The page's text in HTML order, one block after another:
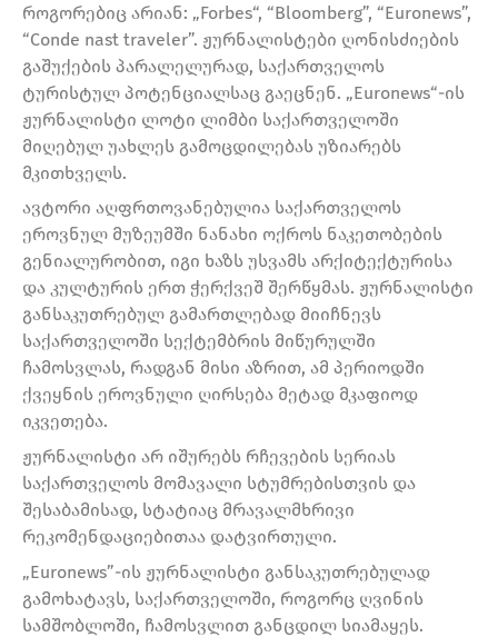
როგორებიც არიან: „Forbes“, “Bloomberg”, “Euronews”,
“Conde nast traveler”. ჟურნალისტები ღონისძიების
გაშუქების პარალელურად, საქართველოს
ტურისტულ პოტენციალსაც გაეცნენ. „Euronews“-ის
ჟურნალისტი ლოტი ლიმბი საქართველოში
მიღებულ უახლეს გამოცდილებას უზიარებს
მკითხველს.
ავტორი აღფრთოვანებულია საქართველოს
ეროვნულ მუზეუმში ნანახი ოქროს ნაკეთობების
გენიალურობით, იგი ხაზს უსვამს არქიტექტურისა
და კულტურის ერთ ჭერქვეშ შერწყმას. ჟურნალისტი
განსაკუთრებულ გამართლებად მიიჩნევს
საქართველოში სექტემბრის მიწურულში
ჩამოსვლას, რადგან მისი აზრით, ამ პერიოდში
ქვეყნის ეროვნული ღირსება მეტად მკაფიოდ
იკვეთება.
ჟურნალისტი არ იშურებს რჩევების სერიას
საქართველოს მომავალი სტუმრებისთვის და
შესაბამისად, სტატიაც მრავალმხრივი
რეკომენდაციებითაა დატვირთული.
„Euronews”-ის ჟურნალისტი განსაკუთრებულად
გამოხატავს, საქართველოში, როგორც ღვინის
სამშობლოში, ჩამოსვლით განცდილ სიამაყეს.